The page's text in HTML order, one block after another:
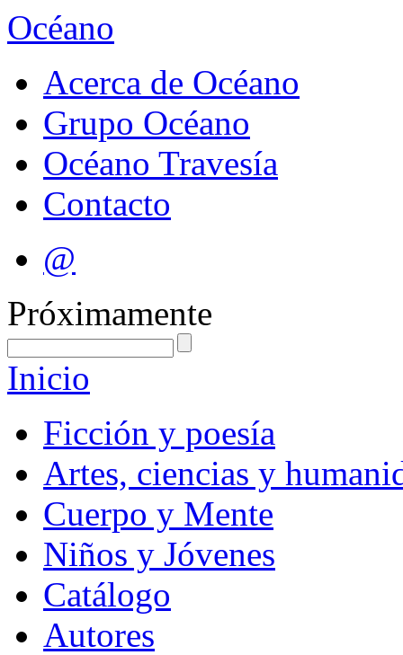
Océano
Acerca de Océano
Grupo Océano
Océano Travesía
Contacto
@
Próximamente
Inicio
Ficción y poesía
Artes, ciencias y
Cuerpo y Mente
Niños y Jóvenes
Catálogo
Autores